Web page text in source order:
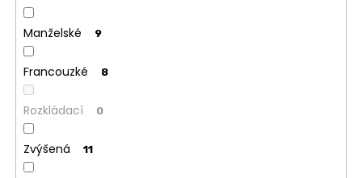
Manželské 9
Francouzké 8
Rozkládací 0
Zvýšená 11